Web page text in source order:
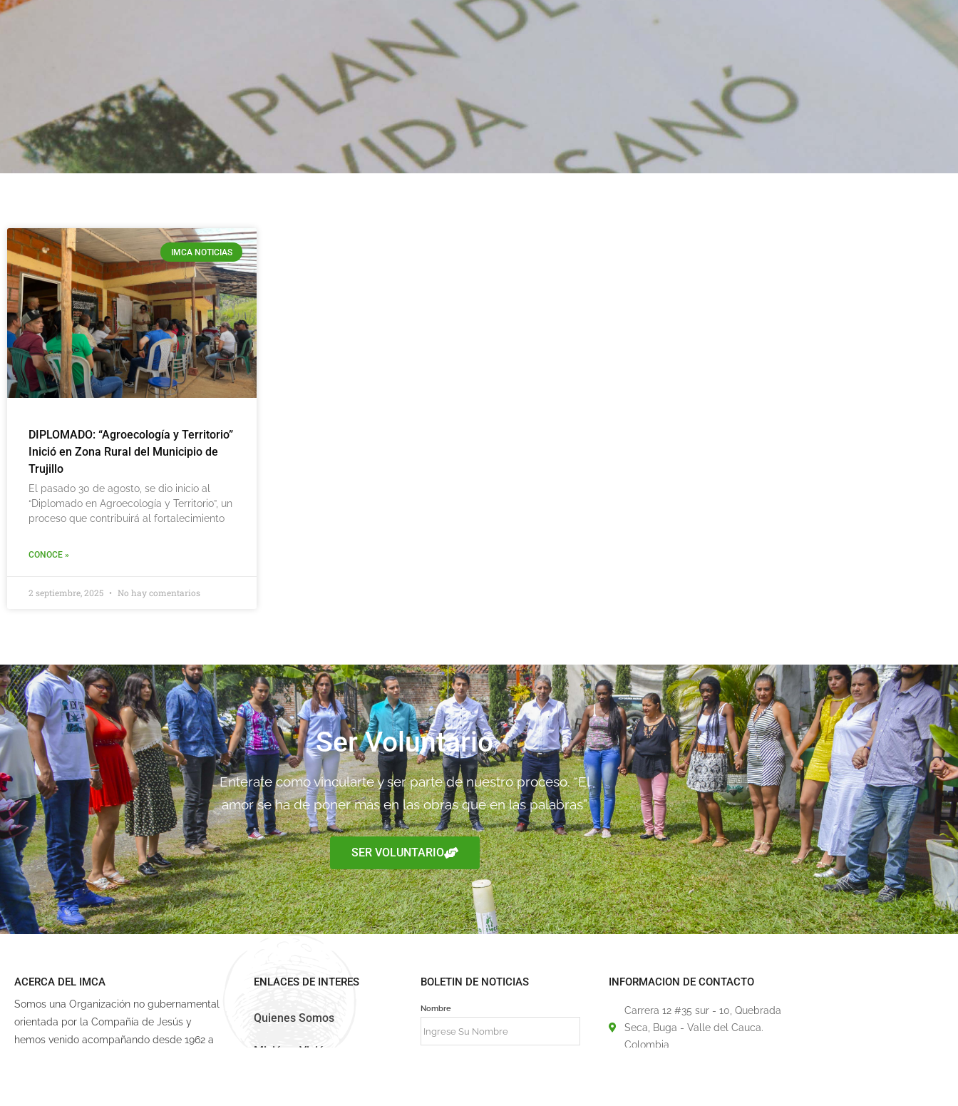
IMCA NOTICIAS
DIPLOMADO: “Agroecología y Territorio”
Inició en Zona Rural del Municipio de
Trujillo
El pasado 30 de agosto, se dio inicio al
“Diplomado en Agroecología y Territorio”, un
proceso que contribuirá al fortalecimiento
CONOCE »
2 septiembre, 2025 No hay comentarios
Ser Voluntario
Enterate como vincularte y ser parte de nuestro proceso. “El
amor se ha de poner más en las obras que en las palabras”
SER VOLUNTARIO
ACERCA DEL IMCA
Somos una Organización no gubernamental
orientada por la Compañía de Jesús y
hemos venido acompañando desde 1962 a
ENLACES DE INTERES
Quienes Somos
Misión y Visión
BOLETIN DE NOTICIAS
Nombre
INFORMACION DE CONTACTO
Carrera 12 #35 sur - 10, Quebrada
Seca, Buga - Valle del Cauca.
Colombia